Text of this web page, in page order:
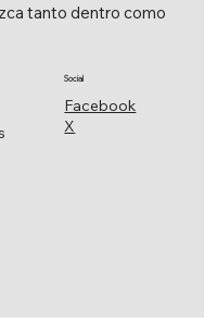
Facebook
X
Social
tanto dentro como